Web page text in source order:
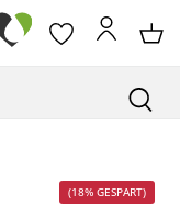
(18% GESPART)